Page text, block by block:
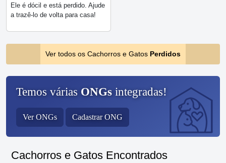
Ele é dócil e está perdido. Ajude
a trazê-lo de volta para casa!
Ver todos os Cachorros e Gatos Perdidos
Temos várias ONGs integradas!
Ver ONGs Cadastrar ONG
Cachorros e Gatos Encontrados